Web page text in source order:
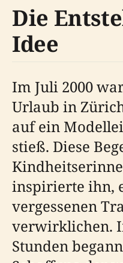
Die
Idee
Im Juli 2000
Urlaub in
auf ein
stieß. Diese
inspirierte ihn,
vergessenen
verwirklichen.
Stunden